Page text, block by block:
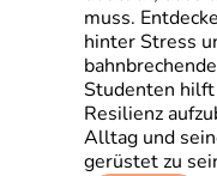
muss.
hinter Stress
Studenten
Resilienz
Alltag und
gerüstet zu